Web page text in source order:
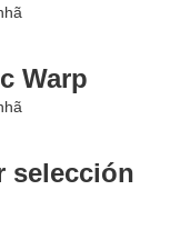
Warp
selección